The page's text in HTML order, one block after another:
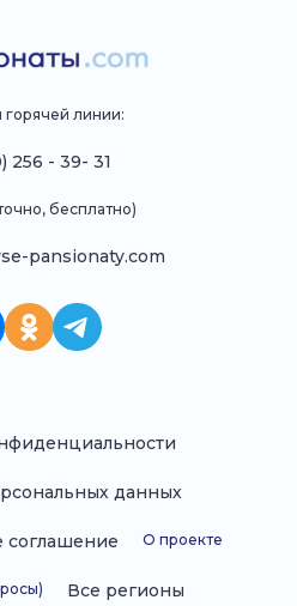
данных
соглашение О проекте
Все регионы
линии:
256 - 39- 31
бесплатно)
pansionaty.com